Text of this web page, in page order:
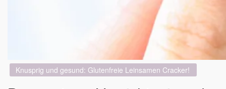
Knusprig und gesund: Glutenfreie Leinsamen Cracker!